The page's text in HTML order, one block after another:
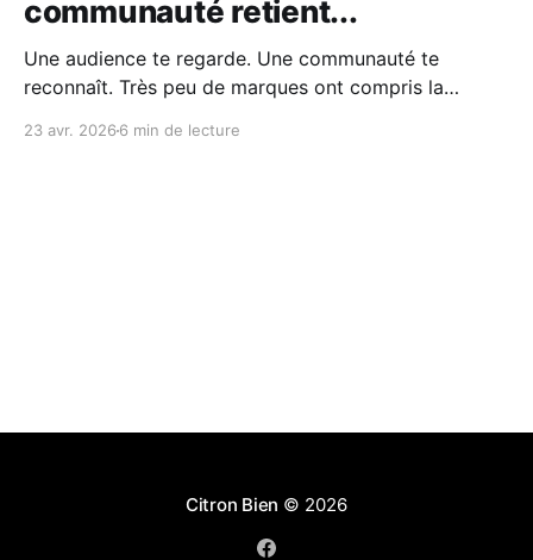
communauté retient...
Une audience te regarde. Une communauté te
reconnaît. Très peu de marques ont compris la
23 avr. 2026 6 min de lecture
Citron Bien © 2026